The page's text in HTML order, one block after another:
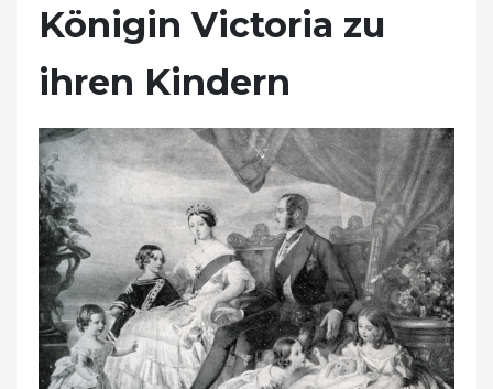
Königin Victoria zu
ihren Kindern